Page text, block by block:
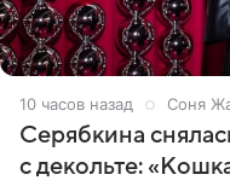
10 часов назад Соня
Серябкина
с декольте: